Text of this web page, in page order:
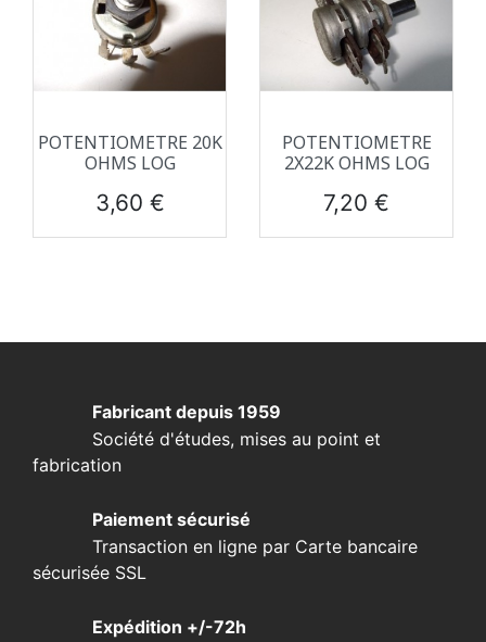
POTENTIOMETRE 20K
OHMS LOG
Prix
3,60 €
POTENTIOMETRE
2X22K OHMS LOG
Prix
7,20 €
Fabricant depuis 1959
Société d'études, mises au point et
fabrication
Paiement sécurisé
Transaction en ligne par Carte bancaire
sécurisée SSL
Expédition +/-72h